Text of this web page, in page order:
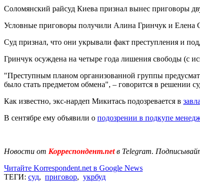
Соломянский райсуд Киева признал вынес приговоры
Условные приговоры получили Алина Гринчук и
Суд признал, что они укрывали факт преступления и
Гринчук осуждена на четыре года лишения свободы (с
"Преступным планом организованной группы
было стать предметом обмена", – говорится в решении
Как известно, экс-нардеп Микитась подозревается в
В сентябре ему объявили о подозрении в подкупе
Новости от Корреспондент.netв Telegram.
Читайте Korrespondent.net в Google News
ТЕГИ: суд, приговор, укрбуд